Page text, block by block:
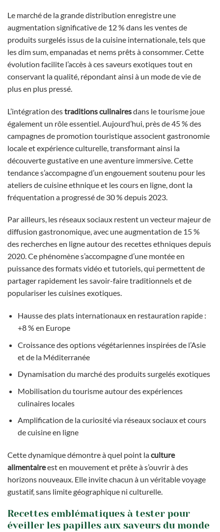
Le marché de la grande distribution enregistre une
augmentation significative de 12 % dans les ventes de
produits surgelés issus de la cuisine internationale, tels que
les dim sum, empanadas et nems prêts à consommer. Cette
évolution facilite l’accès à ces saveurs exotiques tout en
conservant la qualité, répondant ainsi à un mode de vie de
plus en plus pressé.
L’intégration destraditions culinairesdans le tourisme joue
également un rôle essentiel. Aujourd’hui, près de 45 % des
campagnes de promotion touristique associent gastronomie
locale et expérience culturelle, transformant ainsi la
découverte gustative en une aventure immersive. Cette
tendance s’accompagne d’un engouement soutenu pour les
ateliers de cuisine ethnique et les cours en ligne, dont la
fréquentation a progressé de 30 % depuis 2023.
Par ailleurs, les réseaux sociaux restent un vecteur majeur de
diffusion gastronomique, avec une augmentation de 15 %
des recherches en ligne autour des recettes ethniques depuis
2020. Ce phénomène s’accompagne d’une montée en
puissance des formats vidéo et tutoriels, qui permettent de
partager rapidement les savoir-faire traditionnels et de
populariser les cuisines exotiques.
Hausse des plats internationaux en restauration rapide :
+8 % en Europe
Croissance des options végétariennes inspirées de l’Asie
et de la Méditerranée
Dynamisation du marché des produits surgelés exotiques
Mobilisation du tourisme autour des expériences
culinaires locales
Amplification de la curiosité via réseaux sociaux et cours
de cuisine en ligne
Cette dynamique démontre à quel point laculture
alimentaireest en mouvement et prête à s’ouvrir à des
horizons nouveaux. Elle invite chacun à un véritable voyage
gustatif, sans limite géographique ni culturelle.
Recettes emblématiques à tester pour
éveiller les papilles aux saveurs du monde